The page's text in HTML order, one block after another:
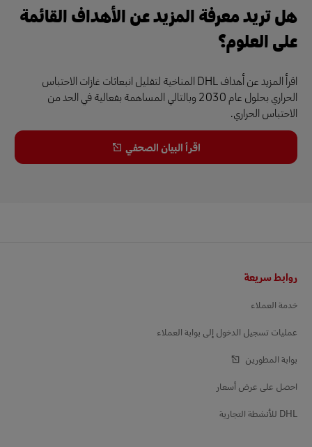
هل تريد معرفة المزيد عن الأهداف القائمة
على العلوم؟
اقرأ المزيد عن أهداف DHL المناخية لتقليل انبعاثات غازات الاحتباس
الحراري بحلول عام 2030 وبالتالي المساهمة بفعالية في الحد من
الاحتباس الحراري.
اقرأ البيان الصحفي
روابط سريعة
خدمة العملاء
عمليات تسجيل الدخول إلى بوابة العملاء
بوابة المطورين
احصل على عرض أسعار
DHL للأنشطة التجارية